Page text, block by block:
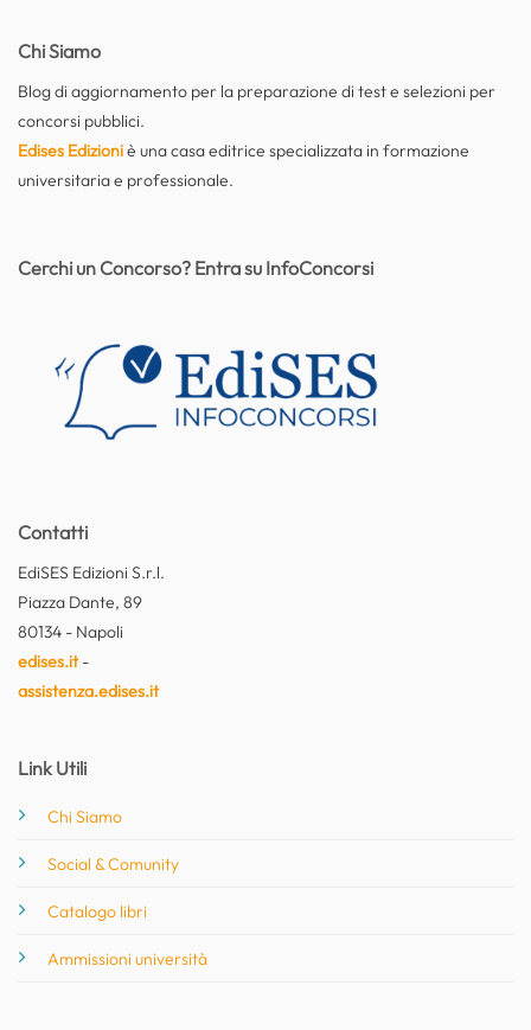
Chi Siamo
Blog di aggiornamento per la preparazione di test e selezioni per
concorsi pubblici.
Edises Edizioniè una casa editrice specializzata in formazione
universitaria e professionale.
Contatti
EdiSES Edizioni S.r.l.
Piazza Dante, 89
80134 - Napoli
edises.it-
assistenza.edises.it
Link Utili
Chi Siamo
Social & Comunity
Catalogo libri
Ammissioni università
Cerchi un Concorso? Entra su InfoConcorsi